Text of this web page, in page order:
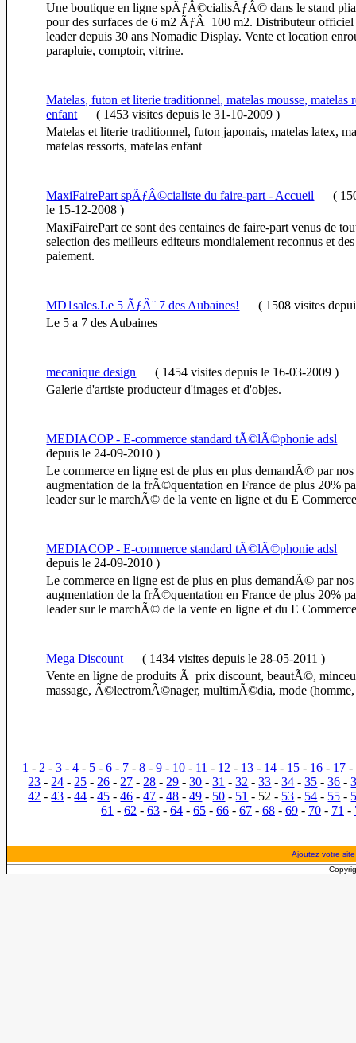
Une boutique en ligne spÃƒÂ©cialisÃƒÂ© dans le stand
pour des surfaces de 6 m2 ÃƒÂ 100 m2. Distributeur officiel
leader depuis 30 ans Nomadic Display. Vente et location
parapluie, comptoir, vitrine.
Matelas, futon et literie traditionnel, matelas mousse, matelas
enfant( 1453 visitesdepuis le 31-10-2009 )
Matelas et literie traditionnel, futon japonais, matelas latex,
matelas ressorts, matelas enfant
MaxiFairePart spÃƒÂ©cialiste du faire-part - Accueil (
le 15-12-2008 )
MaxiFairePart ce sont des centaines de faire-part venus de
selection des meilleurs editeurs mondialement reconnus et
paiement.
MD1sales.Le 5 ÃƒÂ¨ 7 des Aubaines! ( 1508 visites
Le 5 a 7 des Aubaines
mecanique design ( 1454 visitesdepuis le 16-03-2009 )
Galerie d'artiste producteur d'images et d'objes.
MEDIACOP - E-commerce standard tÃ©lÃ©phonie adsl
depuis le 24-09-2010 )
Le commerce en ligne est de plus en plus demandÃ© par
augmentation de la frÃ©quentation en France de plus 20%
leader sur le marchÃ© de la vente en ligne et du E
MEDIACOP - E-commerce standard tÃ©lÃ©phonie adsl
depuis le 24-09-2010 )
Le commerce en ligne est de plus en plus demandÃ© par
augmentation de la frÃ©quentation en France de plus 20%
leader sur le marchÃ© de la vente en ligne et du E
Mega Discount( 1434 visitesdepuis le 28-05-2011 )
Vente en ligne de produits Ã prix discount, beautÃ©,
massage, Ã©lectromÃ©nager, multimÃ©dia, mode (homme,
1 -2 -3 -4 - 5 -6 - 7 -8 -9 - 10 - 11 - 12 - 13 - 14 - 15 - 16 - 17 -
23 -24 -25 -26 -27 -28 -29 -30 -31 -32 -33 -34 -35 -36 -
42 -43 -44 -45 -46 -47 -48 -49 - 50 - 51 - 52 - 53 - 54 - 55 -
61 - 62 - 63 - 64 - 65 - 66 - 67 - 68 - 69 - 70 - 71 -
Ajoutez votre site